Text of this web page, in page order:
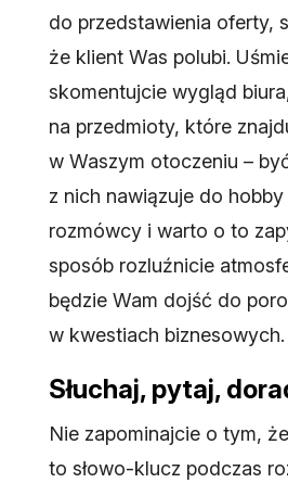
do przedstawienia oferty,
że klient Was polubi.
skomentujcie wygląd
na przedmioty, które
w Waszym otoczeniu –
z nich nawiązuje do
rozmówcy i warto o to
sposób rozluźnicie
będzie Wam dojść do
w kwestiach biznesowych.
Słuchaj, pytaj,
Nie zapominajcie o tym,
to słowo-klucz podczas